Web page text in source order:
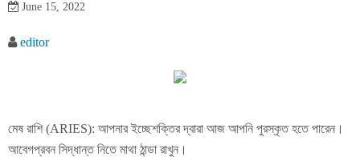
June 15, 2022
editor
মেষ রাশি (ARIES): আপনার ইচ্ছেশক্তির দ্বারা আজ আপনি পুরস্কৃত হতে পারেন।
আবেগপ্রবন সিদ্ধান্ত নিতে মাথা ঠান্ডা রাখুন।